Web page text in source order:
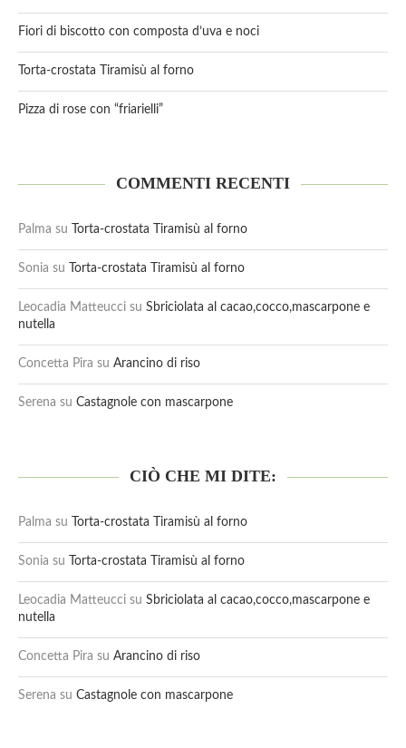
Fiori di biscotto con composta d’uva e noci
Torta-crostata Tiramisù al forno
Pizza di rose con “friarielli”
COMMENTI RECENTI
Palma su Torta-crostata Tiramisù al forno
Sonia su Torta-crostata Tiramisù al forno
Leocadia Matteucci su Sbriciolata al cacao,cocco,mascarpone e
nutella
Concetta Pira su Arancino di riso
Serena su Castagnole con mascarpone
CIÒ CHE MI DITE:
Palma su Torta-crostata Tiramisù al forno
Sonia su Torta-crostata Tiramisù al forno
Leocadia Matteucci su Sbriciolata al cacao,cocco,mascarpone e
nutella
Concetta Pira su Arancino di riso
Serena su Castagnole con mascarpone